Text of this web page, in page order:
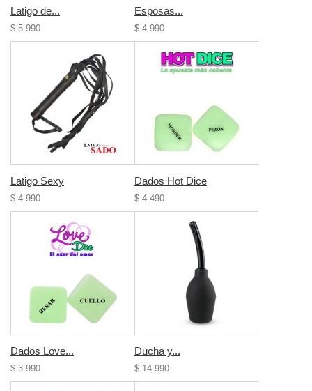
Latigo de...
$ 5.990
Esposas...
$ 4.990
Latigo Sexy
$ 4.990
Dados Hot Dice
$ 4.490
Dados Love...
$ 3.990
Ducha y...
$ 14.990